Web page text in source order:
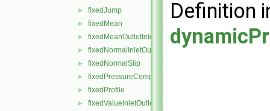
► fixedJump
► fixedMean
► fixedMeanOutletInlet
► fixedNormalInletOutletVelocity
► fixedNormalSlip
► fixedPressureCompressibleDensity
► fixedProfile
► fixedValueInletOutlet
Definition